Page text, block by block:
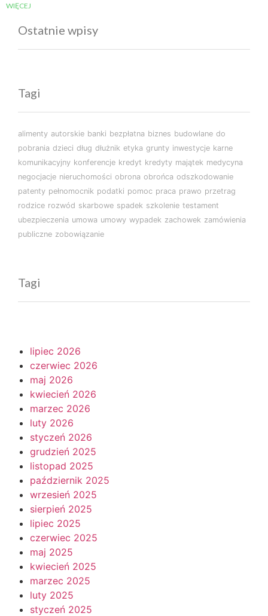
WIĘCEJ
Ostatnie wpisy
Tagi
alimenty autorskie banki bezpłatna biznes budowlane do
pobrania dzieci dług dłużnik etyka grunty inwestycje karne
komunikacyjny konferencje kredyt kredyty majątek medycyna
negocjacje nieruchomości obrona obrońca odszkodowanie
patenty pełnomocnik podatki pomoc praca prawo przetrag
rodzice rozwód skarbowe spadek szkolenie testament
ubezpieczenia umowa umowy wypadek zachowek zamówienia
publiczne zobowiązanie
Tagi
lipiec 2026
czerwiec 2026
maj 2026
kwiecień 2026
marzec 2026
luty 2026
styczeń 2026
grudzień 2025
listopad 2025
październik 2025
wrzesień 2025
sierpień 2025
lipiec 2025
czerwiec 2025
maj 2025
kwiecień 2025
marzec 2025
luty 2025
styczeń 2025